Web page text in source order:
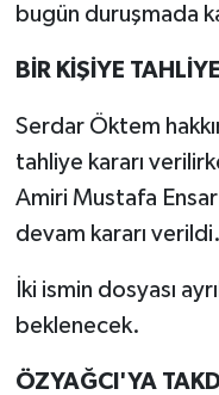
bugün duruşmada
BİR KİŞİYE TAHLİYE
Serdar Öktem
tahliye kararı
Amiri Mustafa
devam kararı verildi.
İki ismin dosyası
beklenecek.
ÖZYAĞCI'YA